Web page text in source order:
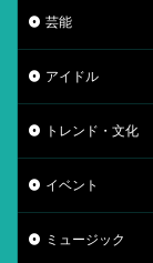
芸能
アイドル
トレンド・文化
イベント
ミュージック